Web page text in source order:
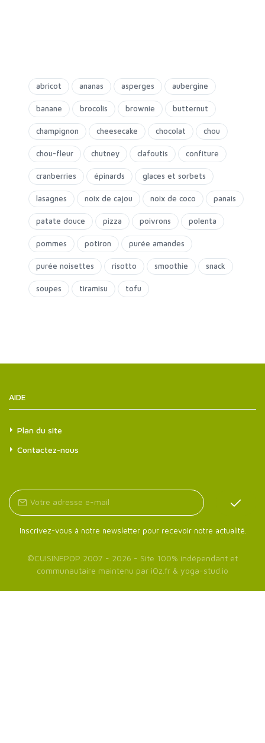
abricot ananas asperges aubergine
banane brocolis brownie butternut
champignon cheesecake chocolat chou
chou-fleur chutney clafoutis confiture
cranberries épinards glaces et sorbets
lasagnes noix de cajou noix de coco panais
patate douce pizza poivrons polenta
pommes potiron purée amandes
purée noisettes risotto smoothie snack
soupes tiramisu tofu
AIDE
Plan du site
Contactez-nous
Inscrivez-vous à notre newsletter pour recevoir notre actualité.
©CUISINEPOP 2007 - 2026 - Site 100% indépendant et
communautaire maintenu par iOz.fr & yoga-stud.io